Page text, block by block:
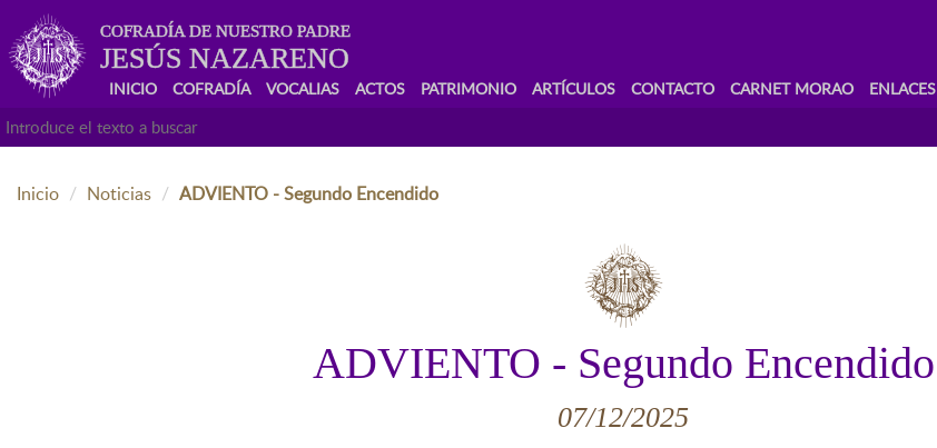
COFRADÍA DE NUESTRO PADRE
JESÚS NAZARENO
INICIO COFRADÍA VOCALIAS ACTOS PATRIMONIO ARTÍCULOS CONTACTO CARNET MORAO ENLACES
Inicio Noticias ADVIENTO - Segundo Encendido
ADVIENTO - Segundo Encendido
07/12/2025